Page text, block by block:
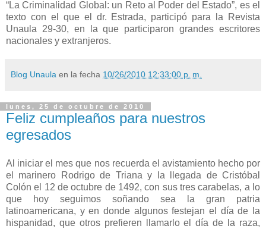
“La Criminalidad Global: un Reto al Poder del Estado”, es el
texto con el que el dr. Estrada, participó para la Revista
Unaula 29-30, en la que participaron grandes escritores
nacionales y extranjeros.
Blog Unaula en la fecha 10/26/2010 12:33:00 p. m.
lunes, 25 de octubre de 2010
Feliz cumpleaños para nuestros
egresados
Al iniciar el mes que nos recuerda el avistamiento hecho por
el marinero Rodrigo de Triana y la llegada de Cristóbal
Colón el 12 de octubre de 1492, con sus tres carabelas, a lo
que hoy seguimos soñando sea la gran patria
latinoamericana, y en donde algunos festejan el día de la
hispanidad, que otros prefieren llamarlo el día de la raza,